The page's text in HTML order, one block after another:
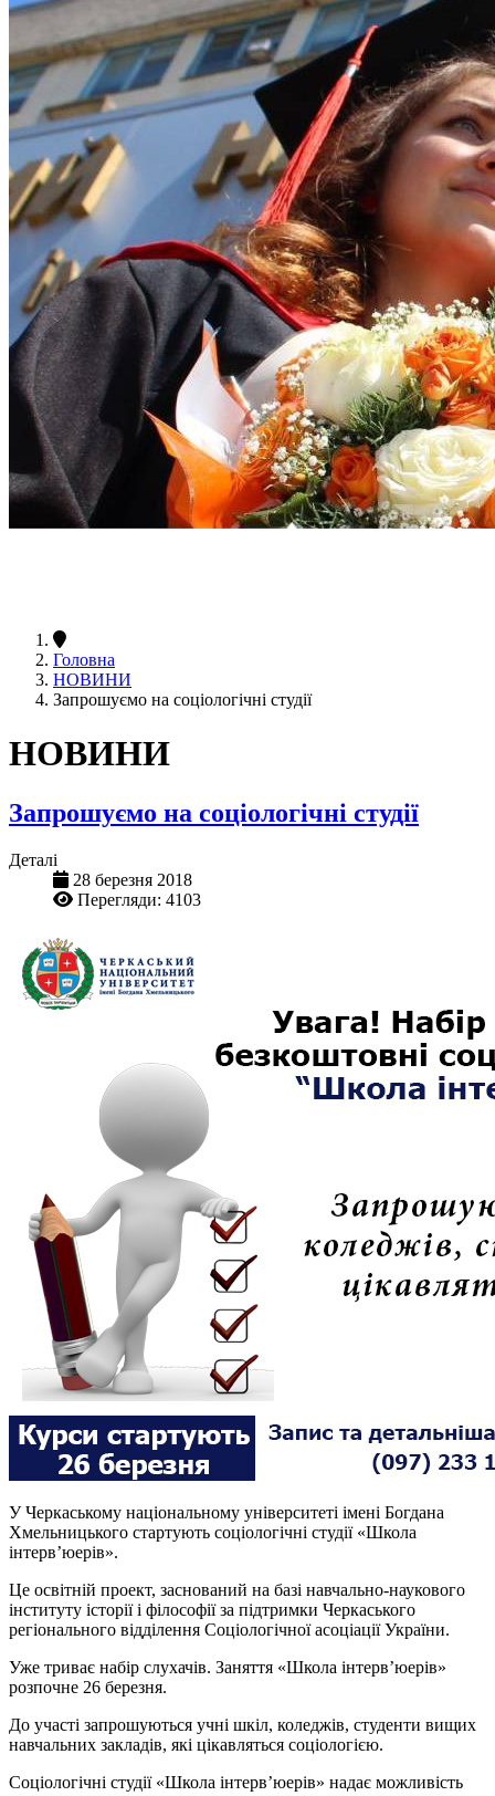
Головна
НОВИНИ
Запрошуємо на соціологічні студії
НОВИНИ
Запрошуємо на соціологічні студії
Деталі
28 березня 2018
Перегляди: 4103
У Черкаському національному університеті імені Богдана
Хмельницького стартують соціологічні студії «Школа
інтерв’юерів».
Це освітній проект, заснований на базі навчально-наукового
інституту історії і філософії за підтримки Черкаського
регіонального відділення Соціологічної асоціації України.
Уже триває набір слухачів. Заняття «Школа інтерв’юерів»
розпочне 26 березня.
До участі запрошуються учні шкіл, коледжів, студенти вищих
навчальних закладів, які цікавляться соціологією.
Соціологічні студії «Школа інтерв’юерів» надає можливість